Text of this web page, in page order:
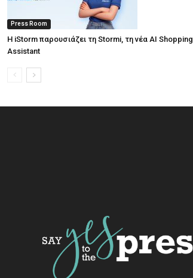
Press Room
Η iStorm παρουσιάζει τη Stormi, τη νέα AI Shopping
Assistant